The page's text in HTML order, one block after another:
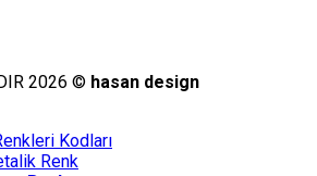
2026 © hasan design
Kodları
Renk